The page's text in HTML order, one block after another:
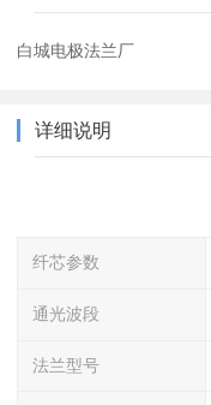
白城电极法兰厂
详细说明
纤芯参数
通光波段
法兰型号